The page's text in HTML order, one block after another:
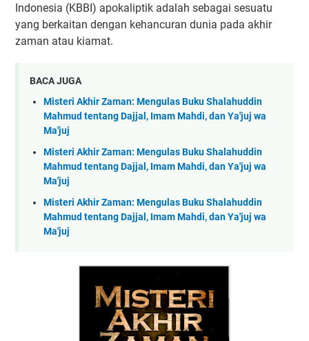
Indonesia (KBBI) apokaliptik adalah sebagai sesuatu
yang berkaitan dengan kehancuran dunia pada akhir
zaman atau kiamat.
BACA JUGA
Misteri Akhir Zaman: Mengulas Buku Shalahuddin
Mahmud tentang Dajjal, Imam Mahdi, dan Ya'juj wa
Ma'juj
Misteri Akhir Zaman: Mengulas Buku Shalahuddin
Mahmud tentang Dajjal, Imam Mahdi, dan Ya'juj wa
Ma'juj
Misteri Akhir Zaman: Mengulas Buku Shalahuddin
Mahmud tentang Dajjal, Imam Mahdi, dan Ya'juj wa
Ma'juj